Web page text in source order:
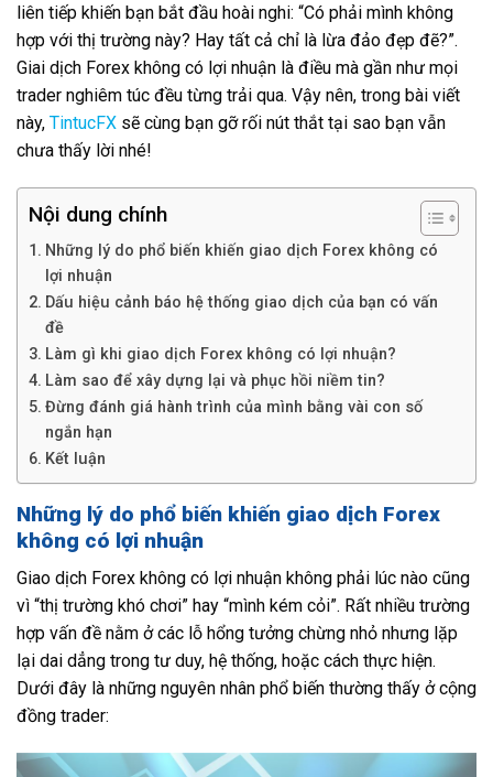
liên tiếp khiến bạn bắt đầu hoài nghi: “Có phải mình không
hợp với thị trường này? Hay tất cả chỉ là lừa đảo đẹp đẽ?”.
Giai dịch Forex không có lợi nhuận là điều mà gần như mọi
trader nghiêm túc đều từng trải qua. Vậy nên, trong bài viết
này, TintucFX sẽ cùng bạn gỡ rối nút thắt tại sao bạn vẫn
chưa thấy lời nhé!
Nội dung chính
Những lý do phổ biến khiến giao dịch Forex không có
lợi nhuận
Dấu hiệu cảnh báo hệ thống giao dịch của bạn có vấn
đề
Làm gì khi giao dịch Forex không có lợi nhuận?
Làm sao để xây dựng lại và phục hồi niềm tin?
Đừng đánh giá hành trình của mình bằng vài con số
ngắn hạn
Kết luận
Những lý do phổ biến khiến giao dịch Forex
không có lợi nhuận
Giao dịch Forex không có lợi nhuận không phải lúc nào cũng
vì “thị trường khó chơi” hay “mình kém cỏi”. Rất nhiều trường
hợp vấn đề nằm ở các lỗ hổng tưởng chừng nhỏ nhưng lặp
lại dai dẳng trong tư duy, hệ thống, hoặc cách thực hiện.
Dưới đây là những nguyên nhân phổ biến thường thấy ở cộng
đồng trader: